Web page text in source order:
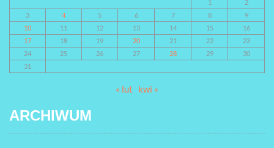
1
2
3
4 5 6 7 8
9
10
11 12 13 14 15
16
17
18 19 20 21 22
23
24
25 26 27 28 29
30
31
« lut kwi »
ARCHIWUM